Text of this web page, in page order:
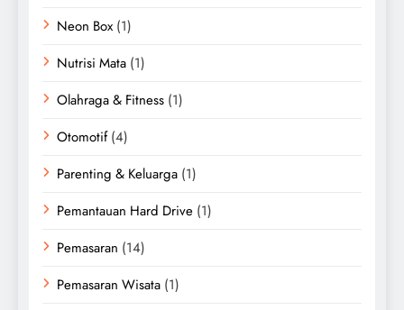
Neon Box (1)
Nutrisi Mata (1)
Olahraga & Fitness (1)
Otomotif(4)
Parenting & Keluarga (1)
Pemantauan Hard Drive (1)
Pemasaran (14)
Pemasaran Wisata (1)